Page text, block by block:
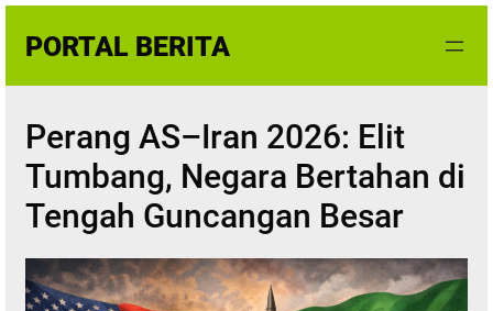
content
PORTAL BERITA
Perang AS–Iran 2026: Elit
Tumbang, Negara Bertahan di
Tengah Guncangan Besar